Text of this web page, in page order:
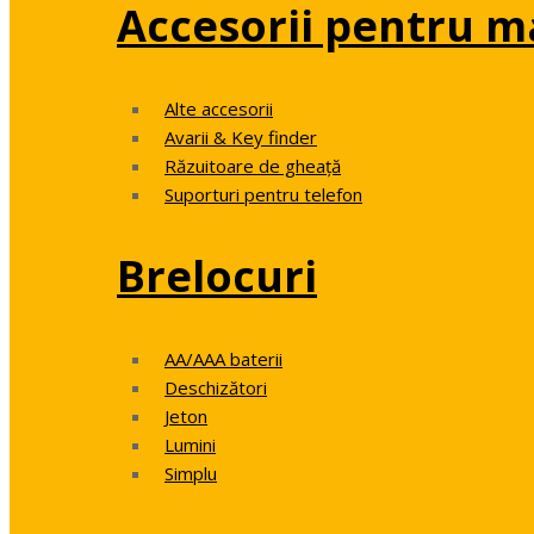
Accesorii pentru
Alte accesorii
Avarii & Key finder
Răzuitoare de gheață
Suporturi pentru telefon
Brelocuri
AA/AAA baterii
Deschizători
Jeton
Lumini
Simplu